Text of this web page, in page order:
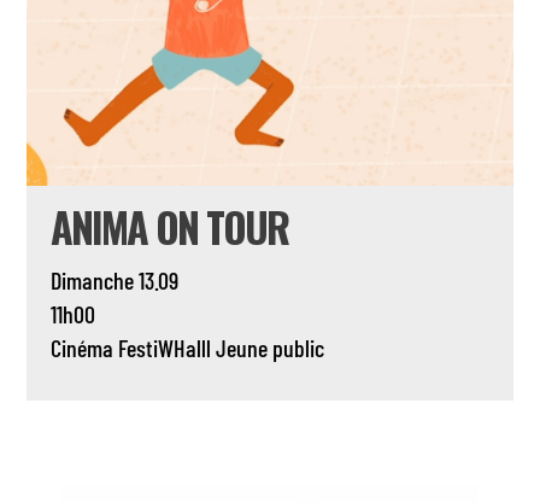
ANIMA ON TOUR
Dimanche 13.09
11h00
Cinéma FestiWHalll Jeune public